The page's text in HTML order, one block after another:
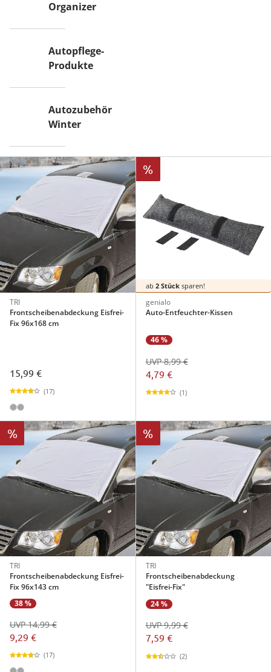
Organizer
Autopflege-
Produkte
Autozubehör
Winter
TRI
Frontscheibenabdeckung Eisfrei-
Fix 96x168 cm
15,99 €
(17)
%
ab 2 Stücksparen!
genialo
Auto-Entfeuchter-Kissen
46 %
4,79 €
UVP 8,99 €
(1)
%
TRI
Frontscheibenabdeckung Eisfrei-
Fix 96x143 cm
38 %
9,29 €
UVP 14,99 €
(17)
%
TRI
Frontscheibenabdeckung
"Eisfrei-Fix"
24 %
7,59 €
UVP 9,99 €
(2)